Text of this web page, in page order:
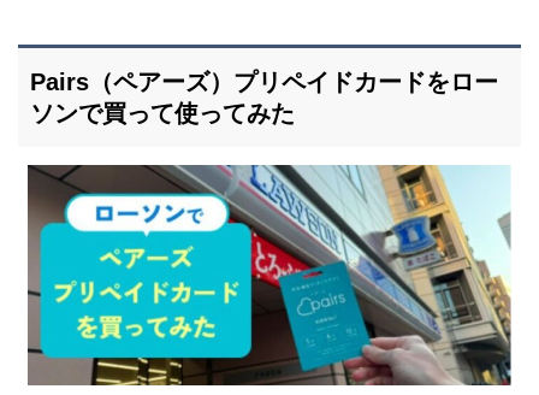
Pairs（ペアーズ）プリペイドカードをロー
ソンで買って使ってみた